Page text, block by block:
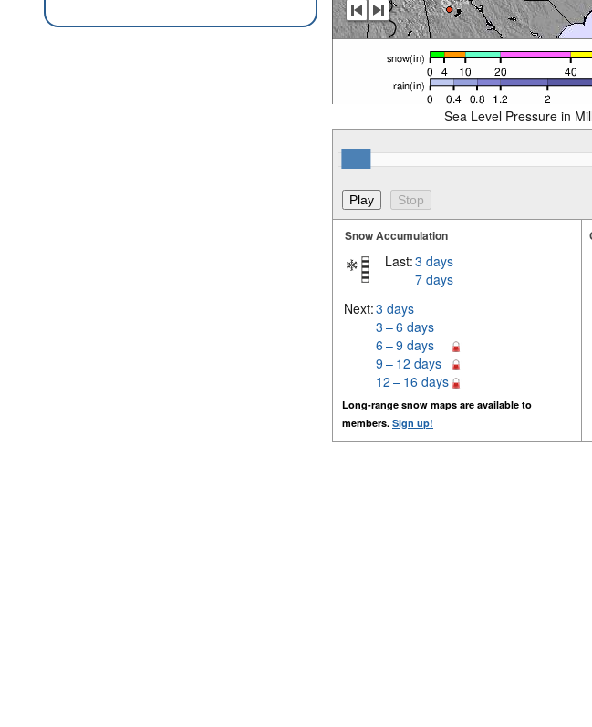
Sea Level Pressure in
Snow Accumulation
Last:3 days
7 days
Next:3 days
3 – 6 days
6 – 9 days
9 – 12 days
12 – 16 days
Long-range snow maps are available to
members. Sign up!